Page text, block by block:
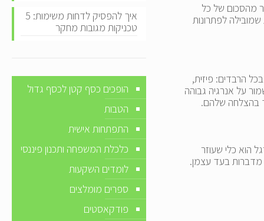
מהסכום של כל
לפתרונות
הרבדים: פיזית,
על אנרגיה גבוהה
בהצלחה שלהם.
הוא כלי שעוזר
מדברות בעד עצמן.
איך להפסיק לדחות משימות: 5
טכניקות מגובות מחקר
הופכים כסף קטן לכסף גדול
הטבות
התפתחות אישית
כלכלת המשפחה ותכנון פיננסי
לומדים השקעות
ספרים מומלצים
פודקאסטים